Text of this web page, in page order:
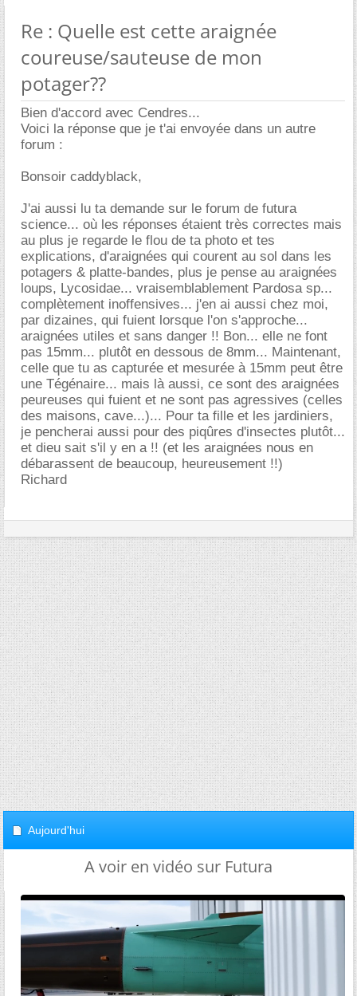
Re : Quelle est cette araignée
coureuse/sauteuse de mon
potager??
Bien d'accord avec Cendres...
Voici la réponse que je t'ai envoyée dans un autre
forum :
Bonsoir caddyblack,
J'ai aussi lu ta demande sur le forum de futura
science... où les réponses étaient très correctes mais
au plus je regarde le flou de ta photo et tes
explications, d'araignées qui courent au sol dans les
potagers & platte-bandes, plus je pense au araignées
loups, Lycosidae... vraisemblablement Pardosa sp...
complètement inoffensives... j'en ai aussi chez moi,
par dizaines, qui fuient lorsque l'on s'approche...
araignées utiles et sans danger !! Bon... elle ne font
pas 15mm... plutôt en dessous de 8mm... Maintenant,
celle que tu as capturée et mesurée à 15mm peut être
une Tégénaire... mais là aussi, ce sont des araignées
peureuses qui fuient et ne sont pas agressives (celles
des maisons, cave...)... Pour ta fille et les jardiniers,
je pencherai aussi pour des piqûres d'insectes plutôt...
et dieu sait s'il y en a !! (et les araignées nous en
débarassent de beaucoup, heureusement !!)
Richard
Aujourd'hui
A voir en vidéo sur Futura